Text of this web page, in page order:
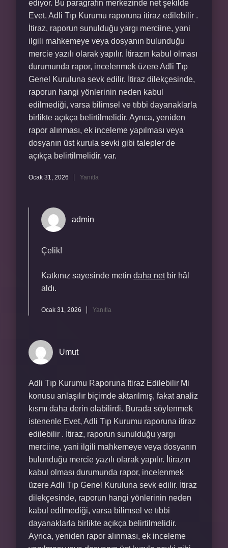
ediyor. Bu paragrafın merkezinde net şekilde
Evet, Adli Tıp Kurumu raporuna itiraz edilebilir .
İtiraz, raporun sunulduğu yargı merciine, yani
ilgili mahkemeye veya dosyanın bulunduğu
mercie yazılı olarak yapılır. İtirazın kabul olması
durumunda rapor, incelenmek üzere Adli Tıp
Genel Kuruluna sevk edilir. İtiraz dilekçesinde,
raporun hangi yönlerinin neden kabul
edilmediği, varsa bilimsel ve tıbbi dayanaklarla
birlikte açıkça belirtilmelidir. Ayrıca, yeniden
rapor alınması, ek inceleme yapılması veya
dosyanın üst kurula sevki gibi talepler de
açıkça belirtilmelidir. var.
Ocak 31, 2026 Yanıtla
admin
Çelik!
Katkınız sayesinde metin daha netbir hâl
aldı.
Ocak 31, 2026 Yanıtla
Umut
Adli Tıp Kurumu Raporuna Itiraz Edilebilir Mi
konusu anlaşılır biçimde aktarılmış, fakat analiz
kısmı daha derin olabilirdi. Burada söylenmek
istenenle Evet, Adli Tıp Kurumu raporuna itiraz
edilebilir . İtiraz, raporun sunulduğu yargı
merciine, yani ilgili mahkemeye veya dosyanın
bulunduğu mercie yazılı olarak yapılır. İtirazın
kabul olması durumunda rapor, incelenmek
üzere Adli Tıp Genel Kuruluna sevk edilir. İtiraz
dilekçesinde, raporun hangi yönlerinin neden
kabul edilmediği, varsa bilimsel ve tıbbi
dayanaklarla birlikte açıkça belirtilmelidir.
Ayrıca, yeniden rapor alınması, ek inceleme